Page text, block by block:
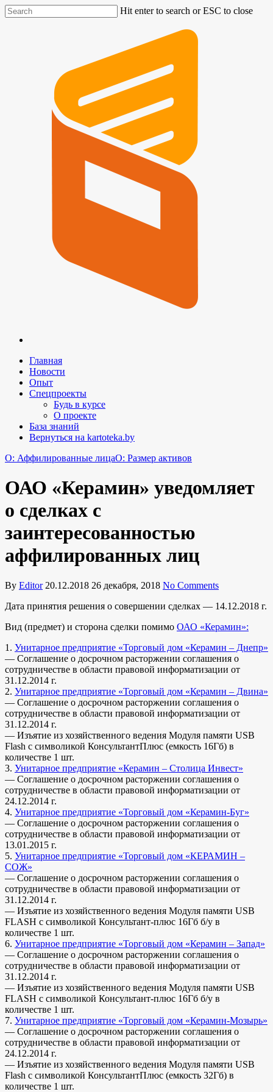
Hit enter to search or ESC to close
Главная
Новости
Опыт
Спецпроекты
Будь в курсе
О проекте
База знаний
Вернуться на kartoteka.by
O: Аффилированные лицаO: Размер активов
ОАО «Керамин» уведомляет
о сделках с
заинтересованностью
аффилированных лиц
By Editor 20.12.2018 26 декабря, 2018 No Comments
Дата принятия решения о совершении сделках — 14.12.2018 г.
Вид (предмет) и сторона сделки помимо ОАО «Керамин»:
1. Унитарное предприятие «Торговый дом «Керамин – Днепр»
— Соглашение о досрочном расторжении соглашения о
сотрудничестве в области правовой информатизации от
31.12.2014 г.
2. Унитарное предприятие «Торговый дом «Керамин – Двина»
— Соглашение о досрочном расторжении соглашения о
сотрудничестве в области правовой информатизации от
31.12.2014 г.
— Изъятие из хозяйственного ведения Модуля памяти USB
Flash с символикой КонсультантПлюс (емкость 16Гб) в
количестве 1 шт.
3. Унитарное предприятие «Керамин – Столица Инвест»
— Соглашение о досрочном расторжении соглашения о
сотрудничестве в области правовой информатизации от
24.12.2014 г.
4. Унитарное предприятие «Торговый дом «Керамин-Буг»
— Соглашение о досрочном расторжении соглашения о
сотрудничестве в области правовой информатизации от
13.01.2015 г.
5. Унитарное предприятие «Торговый дом «КЕРАМИН –
СОЖ»
— Соглашение о досрочном расторжении соглашения о
сотрудничестве в области правовой информатизации от
31.12.2014 г.
— Изъятие из хозяйственного ведения Модуля памяти USB
FLASH с символикой Консультант-плюс 16Гб б/у в
количестве 1 шт.
6. Унитарное предприятие «Торговый дом «Керамин – Запад»
— Соглашение о досрочном расторжении соглашения о
сотрудничестве в области правовой информатизации от
31.12.2014 г.
— Изъятие из хозяйственного ведения Модуля памяти USB
FLASH с символикой Консультант-плюс 16Гб б/у в
количестве 1 шт.
7. Унитарное предприятие «Торговый дом «Керамин-Мозырь»
— Соглашение о досрочном расторжении соглашения о
сотрудничестве в области правовой информатизации от
24.12.2014 г.
— Изъятие из хозяйственного ведения Модуля памяти USB
Flash с символикой КонсультантПлюс (емкость 32Гб) в
количестве 1 шт.